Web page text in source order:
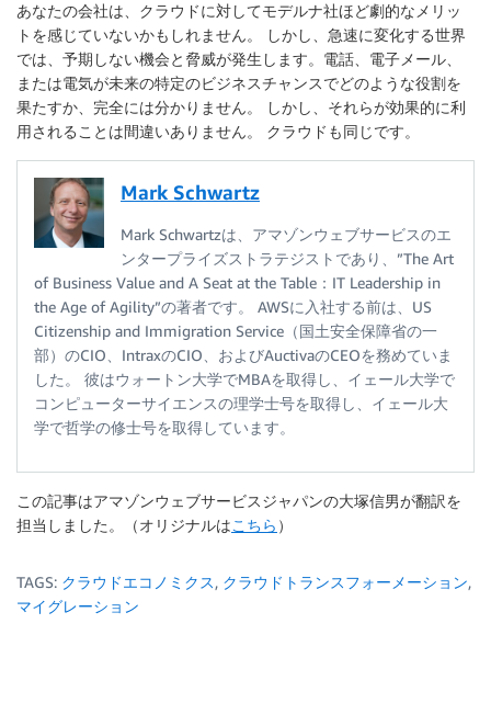
あなたの会社は、クラウドに対してモデルナ社ほど劇的なメリッ
トを感じていないかもしれません。 しかし、急速に変化する世界
では、予期しない機会と脅威が発生します。電話、電子メール、
または電気が未来の特定のビジネスチャンスでどのような役割を
果たすか、完全には分かりません。 しかし、それらが効果的に利
用されることは間違いありません。 クラウドも同じです。
Mark Schwartz
Mark Schwartzは、アマゾンウェブサービスのエ
ンタープライズストラテジストであり、”The Art
of Business Value and A Seat at the Table：IT Leadership in
the Age of Agility”の著者です。 AWSに入社する前は、US
Citizenship and Immigration Service（国土安全保障省の一
部）のCIO、IntraxのCIO、およびAuctivaのCEOを務めていま
した。 彼はウォートン大学でMBAを取得し、イェール大学で
コンピューターサイエンスの理学士号を取得し、イェール大
学で哲学の修士号を取得しています。
この記事はアマゾンウェブサービスジャパンの大塚信男が翻訳を
担当しました。（オリジナルはこちら ）
TAGS: クラウドエコノミクス, クラウドトランスフォーメーション,
マイグレーション